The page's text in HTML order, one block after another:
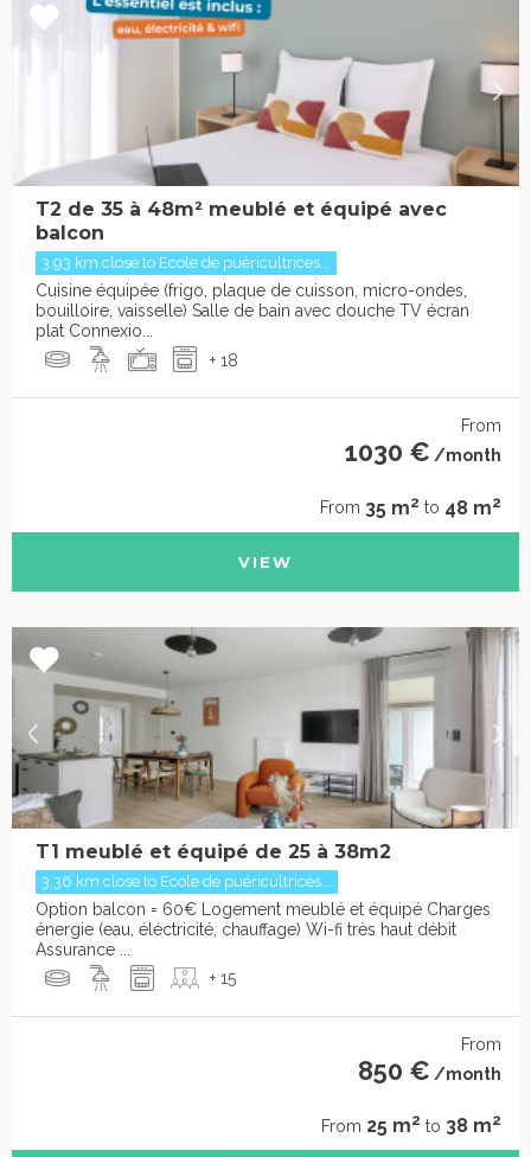
T2 de 35 à 48m² meublé et équipé avec
balcon
3.93 km close to Ecole de puéricultrices...
Cuisine équipée (frigo, plaque de cuisson, micro-ondes,
bouilloire, vaisselle) Salle de bain avec douche TV écran
plat Connexio...
+ 18
From
1030 € /month
From 35 m2 to 48 m2
VIEW
T1 meublé et équipé de 25 à 38m2
3.36 km close to Ecole de puéricultrices...
Option balcon = 60€ Logement meublé et équipé Charges
énergie (eau, éléctricité, chauffage) Wi-fi très haut débit
Assurance ...
+ 15
From
850 € /month
From 25 m2 to 38 m2